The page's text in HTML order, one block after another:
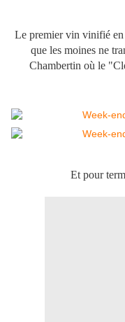
Le premier vin vinifié en
que les moines ne
Chambertin où le
Et pour